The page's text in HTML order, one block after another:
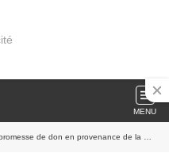
MENU
de don en provenance de la RDC !